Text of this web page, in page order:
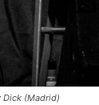
Dick (Madrid)